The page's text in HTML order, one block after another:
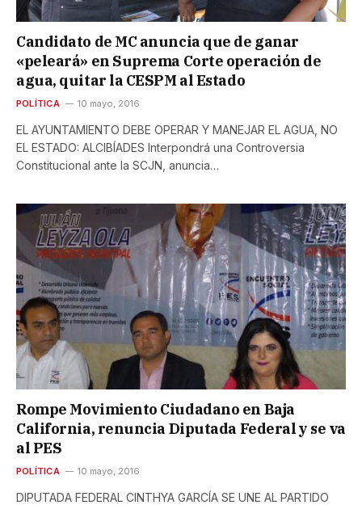
Candidato de MC anuncia que de ganar
«peleará» en Suprema Corte operación de
agua, quitar la CESPM al Estado
POLÍTICA 10 mayo, 2016
EL AYUNTAMIENTO DEBE OPERAR Y MANEJAR EL AGUA, NO
EL ESTADO: ALCIBÍADES Interpondrá una Controversia
Constitucional ante la SCJN, anuncia…
Rompe Movimiento Ciudadano en Baja
California, renuncia Diputada Federal y se va
al PES
POLÍTICA 10 mayo, 2016
DIPUTADA FEDERAL CINTHYA GARCÍA SE UNE AL PARTIDO